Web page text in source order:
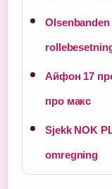
Olsenbanden
Айфон 17
про макс
Sjekk NOK
omregning